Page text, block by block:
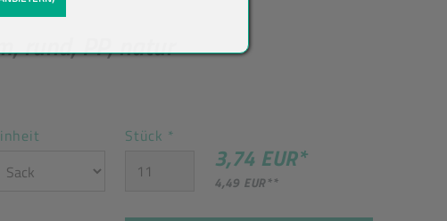
rund, PP, natur
Stück *
3,74 EUR*
4,49 EUR**